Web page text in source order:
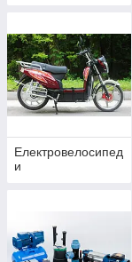
Електровелосипед
и